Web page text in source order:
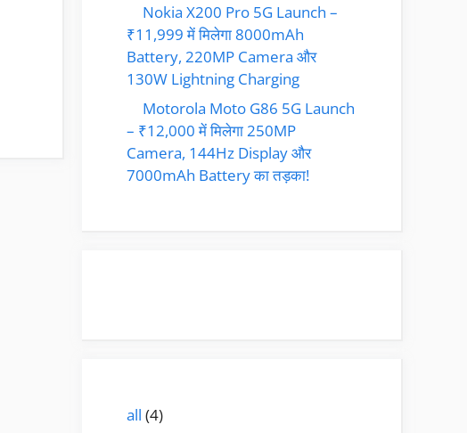
Nokia X200 Pro 5G Launch –
₹11,999 में मिलेगा 8000mAh
Battery, 220MP Camera और
130W Lightning Charging
Motorola Moto G86 5G Launch
– ₹12,000 में मिलेगा 250MP
Camera, 144Hz Display और
7000mAh Battery का तड़का!
all (4)